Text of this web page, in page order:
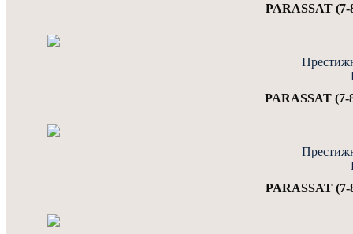
PARASSAT
PARASSAT
PARASSAT